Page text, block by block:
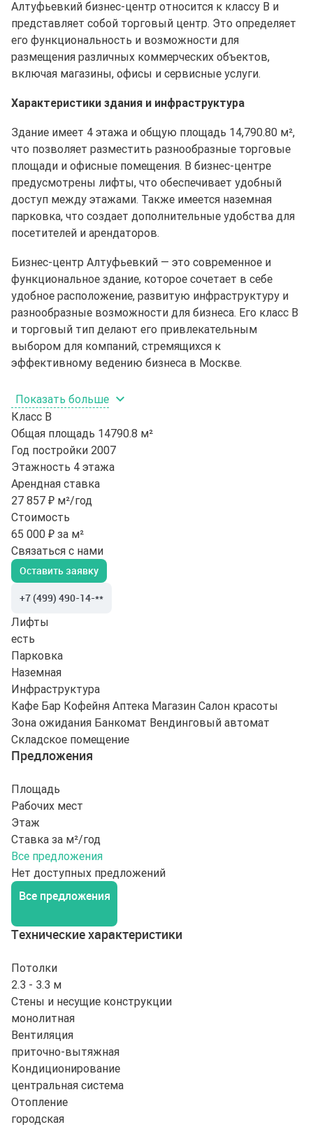
Алтуфьевкий бизнес-центр относится к классу B и
представляет собой торговый центр. Это определяет
его функциональность и возможности для
размещения различных коммерческих объектов,
включая магазины, офисы и сервисные услуги.
Характеристики здания и инфраструктура
Здание имеет 4 этажа и общую площадь 14,790.80 м²,
что позволяет разместить разнообразные торговые
площади и офисные помещения. В бизнес-центре
предусмотрены лифты, что обеспечивает удобный
доступ между этажами. Также имеется наземная
парковка, что создает дополнительные удобства для
посетителей и арендаторов.
Бизнес-центр Алтуфьевкий — это современное и
функциональное здание, которое сочетает в себе
удобное расположение, развитую инфраструктуру и
разнообразные возможности для бизнеса. Его класс B
и торговый тип делают его привлекательным
выбором для компаний, стремящихся к
эффективному ведению бизнеса в Москве.
Показать больше
Класс B
Общая площадь 14790.8 м²
Год постройки 2007
Этажность 4 этажа
Арендная ставка
27 857 ₽ м²/год
Стоимость
65 000 ₽ за м²
Связаться с нами
Оставить заявку
+7 (499) 490-14-**
Лифты
есть
Парковка
Наземная
Инфраструктура
Кафе Бар Кофейня Аптека Магазин Салон красоты
Зона ожидания Банкомат Вендинговый автомат
Складское помещение
Предложения
Площадь
Рабочих мест
Этаж
Ставка за м²/год
Все предложения
Нет доступных предложений
Все предложения
Технические характеристики
Потолки
2.3 - 3.3 м
Стены и несущие конструкции
монолитная
Вентиляция
приточно-вытяжная
Кондиционирование
центральная система
Отопление
городская